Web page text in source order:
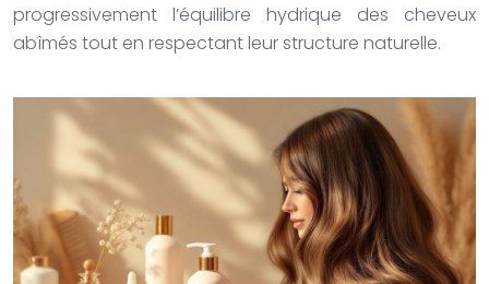
progressivement l’équilibre hydrique des cheveux
abîmés tout en respectant leur structure naturelle.